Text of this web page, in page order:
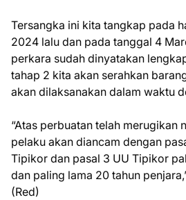
Tersangka ini kita tangkap pada
2024 lalu dan pada tanggal 4
perkara sudah dinyatakan
tahap 2 kita akan serahkan
akan dilaksanakan dalam waktu
“Atas perbuatan telah merugikan
pelaku akan diancam dengan
Tipikor dan pasal 3 UU Tipikor
dan paling lama 20 tahun
(Red)